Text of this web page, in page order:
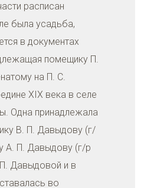
расписан
была усадьба,
в документах
помещику П.
на П. С.
XIX века в селе
Одна принадлежала
В. П. Давыдову (г/
А. П. Давыдову (г/р
Давыдовой и в
во